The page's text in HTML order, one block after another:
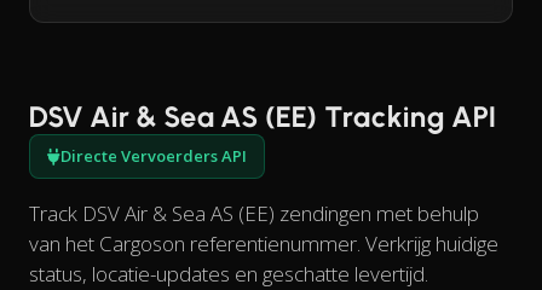
DSV Air & Sea AS (EE) Tracking API
Directe Vervoerders API
Track DSV Air & Sea AS (EE) zendingen met behulp
van het Cargoson referentienummer. Verkrijg huidige
status, locatie-updates en geschatte levertijd.